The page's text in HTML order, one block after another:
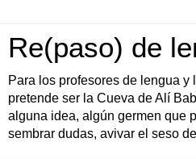
Re(paso) de
Para los profesores de lengua y
pretende ser la Cueva de Alí
alguna idea, algún germen que
sembrar dudas, avivar el seso